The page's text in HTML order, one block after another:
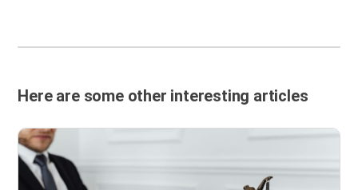
Here are some other interesting articles